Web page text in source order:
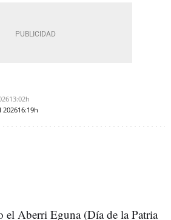
13:02h
202616:19h
el Aberri Eguna (Día de la Patria